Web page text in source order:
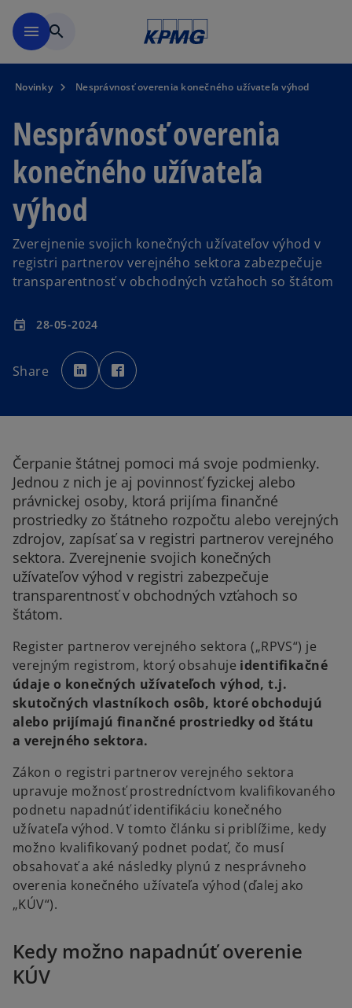
menu search
Novinky Nesprávnosť overenia konečného užívateľa výhod
Nesprávnosť overenia
konečného užívateľa
výhod
Zverejnenie svojich konečných užívateľov výhod v
registri partnerov verejného sektora zabezpečuje
transparentnosť v obchodných vzťahoch so štátom
event 28-05-2024
Share
o
p
e
n
t
a
b
p
e
t
a
b
Čerpanie štátnej pomoci má svoje podmienky.
Jednou z nich je aj povinnosť fyzickej alebo
právnickej osoby, ktorá prijíma finančné
prostriedky zo štátneho rozpočtu alebo verejných
zdrojov, zapísať sa v registri partnerov verejného
sektora. Zverejnenie svojich konečných
užívateľov výhod v registri zabezpečuje
transparentnosť v obchodných vzťahoch so
štátom.
Register partnerov verejného sektora („RPVS“) je
verejným registrom, ktorý obsahuje identifikačné
údaje o konečných užívateľoch výhod, t.j.
skutočných vlastníkoch osôb, ktoré obchodujú
alebo prijímajú finančné prostriedky od štátu
a verejného sektora.
Zákon o registri partnerov verejného sektora
upravuje možnosť prostredníctvom kvalifikovaného
podnetu napadnúť identifikáciu konečného
užívateľa výhod. V tomto článku si priblížime, kedy
možno kvalifikovaný podnet podať, čo musí
obsahovať a aké následky plynú z nesprávneho
overenia konečného užívateľa výhod (ďalej ako
„KÚV“).
Kedy možno napadnúť overenie
KÚV